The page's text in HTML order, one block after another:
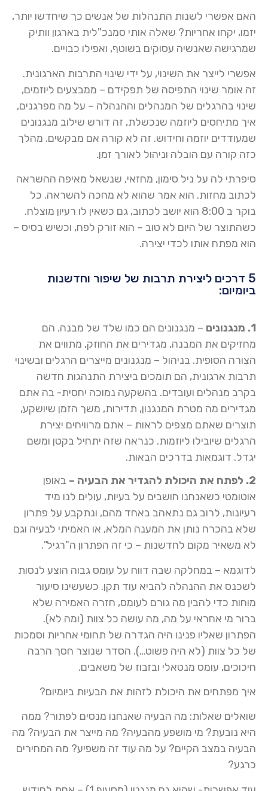
האם אפשרי לשנות התנהלות של אנשים כך שיחדשו יותר,
יזמו, יקחו אחריות? שאלה אותי סמנכ"לית בארגון וותיק
שמרגישה שאנשיה עסוקים בשוטף, ואפילו כבויים.
אפשרי לייצר את השינוי, על ידי שינוי התרבות הארגונית.
זה אומר שינוי התפיסה של תפקידם – ממבצעים ליוזמים,
שינוי בהרגלים של המנהלים וההנהלה – על מה מפרגנים,
איך מתיחסים ליוזמה שנכשלת, זה דורש שילוב מנגנונים
שמעודדים יוזמה וחידוש. זה לא קורה אם מבקשים. מהלך
כזה קורה עם הובלה וניהול לאורך זמן.
סיפרתי לה על ניל סימון, מחזאי, שנשאל מאיפה ההשראה
לכתוב מחזות. הוא אמר שהוא לא מחכה להשראה. כל
בוקר ב 8:00 הוא יושב לכתוב, גם כשאין לו רעיון מוצלח.
כשהתוצר של היום לא טוב – הוא זורק לפח, וכשיש בסיס –
הוא מפתח אותו לכדי יצירה.
5 דרכים ליצירת תרבות של שיפור וחדשנות
ביומיום:
1. מנגנונים
– מנגנונים הם כמו שלד של מבנה. הם
מחזיקים את המבנה, מגדירים את החוזק, מתווים את
הצורה הסופית. בניהול – מנגנונים מייצרים הרגלים ובשינוי
תרבות ארגונית, הם תומכים ביצירת התנהגות חדשה
בקרב מנהלים ועובדים. בהשקעה נמוכה יחסית- בה אתם
מגדירים מה מטרת המנגנון, תדירות, משך הזמן שיושקע,
תוצרים שאתם מצפים לראות – אתם מרוויחים יצירת
הרגלים שיובילו ליוזמות. כנראה שזה יתחיל בקטן ומשם
יגדל. דוגמאות בדרכים הבאות.
2. לפתח את היכולת להגדיר את הבעיה –
באופן
אוטומטי כשאנחנו חושבים על בעיות, עולים לנו מיד
רעיונות, לרוב גם נתאהב באחד מהם, ונתקבע על פתרון
שלא בהכרח נותן את המענה המלא, או האמיתי לבעיה וגם
לא משאיר מקום לחדשנות – כי זה הפתרון ה"רגיל".
לדוגמא – במחלקה שבה דווח על עומס גבוה הוצע לנסות
לשכנס את ההנהלה להביא עוד תקן. כשעשינו סיעור
מוחות כדי להבין מה גורם לעומס, חזרה האמירה שלא
ברור מי אחראי על מה, מה עושה כל צוות (ומה לא).
הפתרון שאליו פנינו היה הגדרה של תחומי אחריות וסמכות
של כל צוות (לא היה פשוט…). הסדר שנוצר חסך הרבה
חיכוכים, עומס מנטאלי ובזבוז של משאבים.
איך מפתחים את היכולת לזהות את הבעיות ביומיום?
שואלים שאלות: מה הבעיה שאנחנו מנסים לפתור? ממה
היא נובעת? מי מושפע מהבעיה? מה מייצר את הבעיה? מה
הבעיה במצב הקיים? על מה עוד זה משפיע? מה המחירים
כרגע?